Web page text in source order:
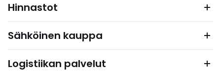
Hinnastot
Sähköinen kauppa
Logistiikan palvelut